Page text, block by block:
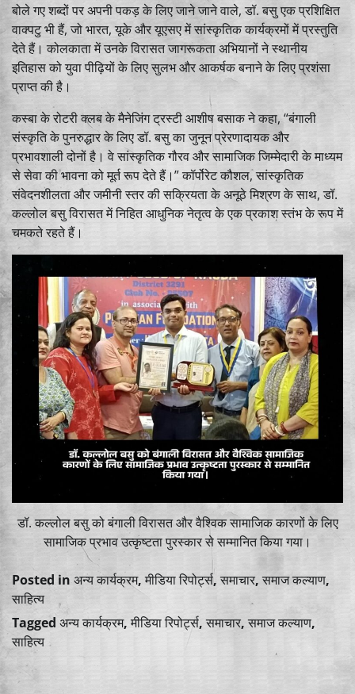
बोले गए शब्दों पर अपनी पकड़ के लिए जाने जाने वाले, डॉ. बसु एक प्रशिक्षित
वाक्पटु भी हैं, जो भारत, यूके और यूएसए में सांस्कृतिक कार्यक्रमों में प्रस्तुति
देते हैं। कोलकाता में उनके विरासत जागरूकता अभियानों ने स्थानीय
इतिहास को युवा पीढ़ियों के लिए सुलभ और आकर्षक बनाने के लिए प्रशंसा
प्राप्त की है।
कस्बा के रोटरी क्लब के मैनेजिंग ट्रस्टी आशीष बसाक ने कहा, “बंगाली
संस्कृति के पुनरुद्धार के लिए डॉ. बसु का जुनून प्रेरणादायक और
प्रभावशाली दोनों है। वे सांस्कृतिक गौरव और सामाजिक जिम्मेदारी के माध्यम
से सेवा की भावना को मूर्त रूप देते हैं।” कॉर्पोरेट कौशल, सांस्कृतिक
संवेदनशीलता और जमीनी स्तर की सक्रियता के अनूठे मिश्रण के साथ, डॉ.
कल्लोल बसु विरासत में निहित आधुनिक नेतृत्व के एक प्रकाश स्तंभ के रूप में
चमकते रहते हैं।
डॉ. कल्लोल बसु को बंगाली विरासत और वैश्विक सामाजिक कारणों के लिए
सामाजिक प्रभाव उत्कृष्टता पुरस्कार से सम्मानित किया गया।
Posted in अन्य कार्यक्रम,मीडिया रिपोर्ट्स, समाचार,समाज कल्याण,
साहित्य
Tagged अन्य कार्यक्रम,मीडिया रिपोर्ट्स,समाचार,समाज कल्याण,
साहित्य